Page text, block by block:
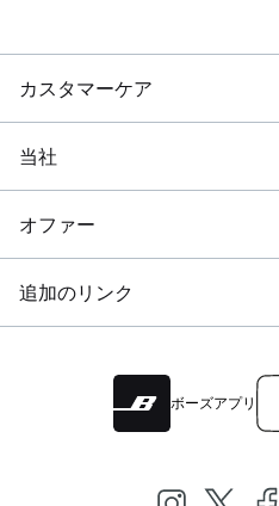
カスタマーケア
当社
オファー
追加のリンク
ボーズアプリ